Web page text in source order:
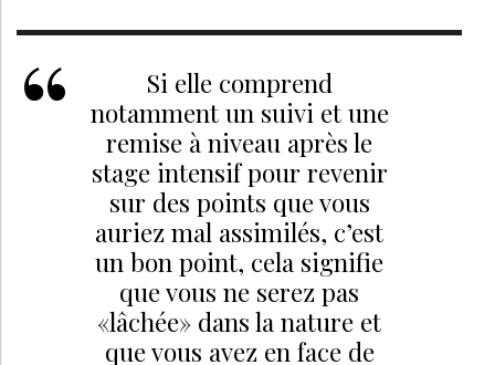
Si elle comprend
notamment un suivi et une
remise à niveau après le
stage intensif pour revenir
sur des points que vous
auriez mal assimilés, c’est
un bon point, cela signifie
que vous ne serez pas
«lâchée» dans la nature et
que vous avez en face de